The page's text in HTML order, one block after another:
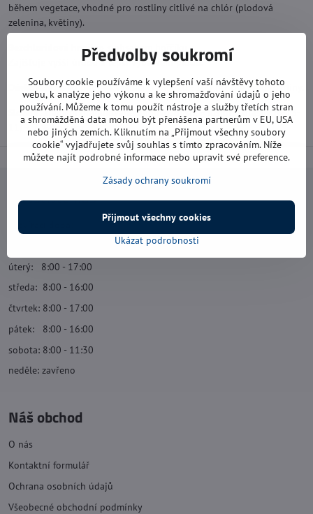
během vegetace, vhodné pro rostliny citlivé na chlór (plodová
zelenina, květiny).
Bezchloridové hnojivo
s obsahem hořčíku.
Zajišťuje vyšší úrodu a lepší vybarvení plodů.
Dávkování:1 kg hnojiva vystačí cca na 10 - 100 m2 dle typu rostliny.
Složení:tradiční granulované hnojivo, dusík – fosfor – draslík (8-13-
11) + 2 % hořčíku
Navštivte nás
úterý: 8:00 - 17:00
středa: 8:00 - 16:00
čtvrtek: 8:00 - 17:00
pátek: 8:00 - 16:00
sobota: 8:00 - 11:30
neděle: zavřeno
Náš obchod
O nás
Kontaktní formulář
Ochrana osobních údajů
Všeobecné obchodní podmínky
Předvolby soukromí
Soubory cookie používáme k vylepšení vaší návštěvy tohoto
webu, k analýze jeho výkonu a ke shromažďování údajů o jeho
používání. Můžeme k tomu použít nástroje a služby třetích stran
a shromážděná data mohou být přenášena partnerům v EU, USA
nebo jiných zemích. Kliknutím na „Přijmout všechny soubory
cookie“ vyjadřujete svůj souhlas s tímto zpracováním. Níže
můžete najít podrobné informace nebo upravit své preference.
Zásady ochrany soukromí
Ukázat podrobnosti
Přijmout všechny cookies